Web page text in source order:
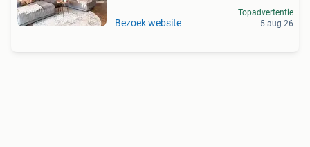
Bezoek website
Topadvertentie
5 aug 26